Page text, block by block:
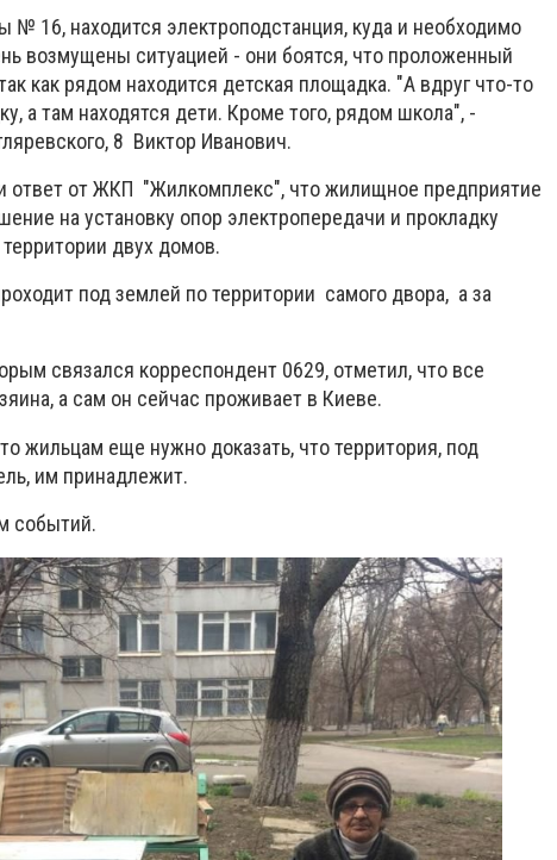
16, находится электроподстанция, куда и необходимо
возмущены ситуацией - они боятся, что проложенный
как рядом находится детская площадка. "А вдруг что-то
а там находятся дети. Кроме того, рядом школа", -
8 Виктор Иванович.
ответ от ЖКП "Жилкомплекс", что жилищное предприятие
на установку опор электропередачи и прокладку
двух домов.
под землей по территории самого двора, а за
связался корреспондент 0629, отметил, что все
а сам он сейчас проживает в Киеве.
жильцам еще нужно доказать, что территория, под
им принадлежит.
событий.